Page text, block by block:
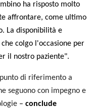
ha risposto molto
affrontare, come ultimo
La disponibilità e
colgo l'occasione per
il nostro paziente".
di riferimento a
seguono con impegno e
– conclude